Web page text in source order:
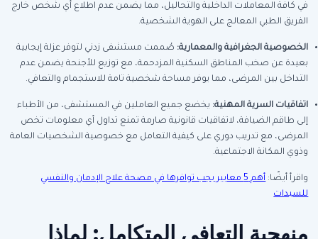
في كافة المعاملات الداخلية والتحاليل، مما يضمن عدم اطلاع أي شخص خارج
الفريق الطبي المعالج على الهوية الشخصية.
الخصوصية الجغرافية والمعمارية: صُممت مستشفى زدني لتوفر عزلة إيجابية
بعيدة عن صخب المناطق السكنية المزدحمة، مع توزيع للأجنحة يضمن عدم
التداخل بين المرضى، مما يوفر مساحة شخصية تامة للاستجمام والتعافي.
اتفاقيات السرية المهنية: يخضع جميع العاملين في المستشفى، من الأطباء
إلى طاقم الضيافة، لاتفاقيات قانونية صارمة تمنع تداول أي معلومات تخص
المرضى، مع تدريب دوري على كيفية التعامل مع خصوصية الشخصيات العامة
وذوي المكانة الاجتماعية.
واقرأ أيضًا:
أهم 5 معايير يجب توافرها في مصحة علاج الإدمان والنفسي
للسيدات
منهجية التعافي المتكامل: لماذا